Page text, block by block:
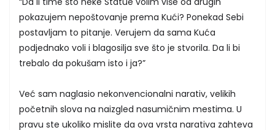
pokazujem nepoštovanje prema Kući? Ponekad Sebi
postavljam to pitanje. Verujem da sama Kuća
podjednako voli i blagosilja sve što je stvorila. Da li bi
trebalo da pokušam isto i ja?”
Već sam naglasio nekonvencionalni narativ, velikih
početnih slova na naizgled nasumičnim mestima. U
pravu ste ukoliko mislite da ova vrsta narativa zahteva